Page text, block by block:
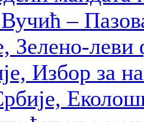
Вучић –
Зелено-
Избор за